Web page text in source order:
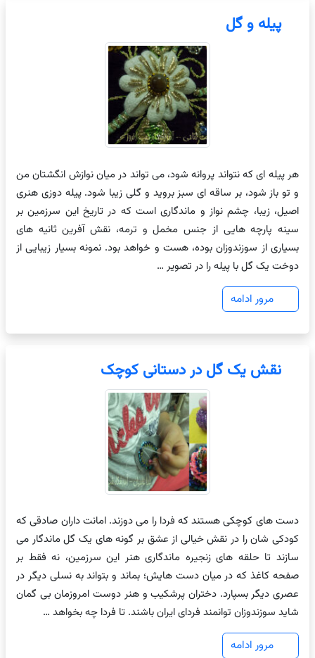
پیله و گل
هر پیله ای که نتواند پروانه شود، می تواند در میان نوازش انگشتان من
و تو باز شود، بر ساقه ای سبز بروید و گلی زیبا شود. پیله دوزی هنری
اصیل، زیبا، چشم نواز و ماندگاری است که در تاریخ این سرزمین بر
سینه پارچه هایی از جنس مخمل و ترمه، نقش آفرین ثانیه های
بسیاری از سوزندوزان بوده، هست و خواهد بود. نمونه بسیار زیبایی از
دوخت یک گل با پیله را در تصویر …
مرور ادامه
نقش یک گل در دستانی کوچک
دست های کوچکی هستند که فردا را می دوزند. امانت داران صادقی که
کودکی شان را در نقش خیالی از عشق بر گونه های یک گل ماندگار می
سازند تا حلقه های زنجیره ماندگاری هنر این سرزمین، نه فقط بر
صفحه کاغذ که در میان دست هایش؛ بماند و بتواند به نسلی دیگر در
عصری دیگر بسپارد. دختران پرشکیب و هنر دوست امروزمان بی گمان
شاید سوزندوزان توانمند فردای ایران باشند. تا فردا چه بخواهد …
مرور ادامه